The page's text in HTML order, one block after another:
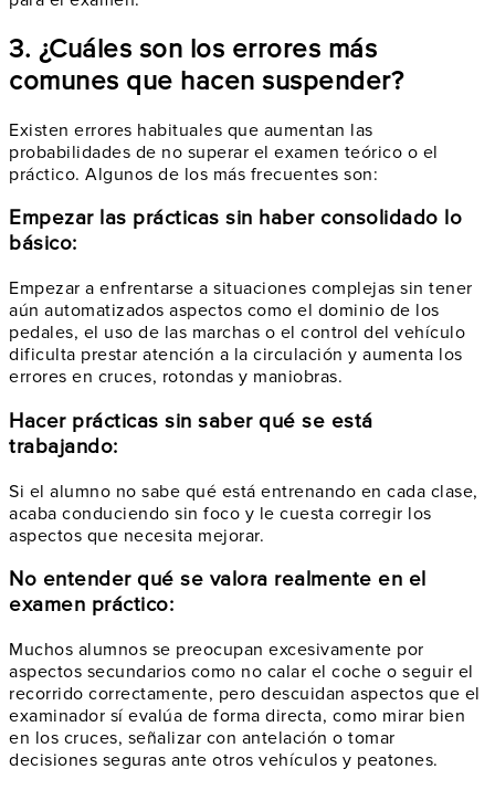
3. ¿Cuáles son los errores más
comunes que hacen suspender?
Existen errores habituales que aumentan las
probabilidades de no superar el examen teórico o el
práctico. Algunos de los más frecuentes son:
Empezar las prácticas sin haber consolidado lo
básico:
Empezar a enfrentarse a situaciones complejas sin tener
aún automatizados aspectos como el dominio de los
pedales, el uso de las marchas o el control del vehículo
dificulta prestar atención a la circulación y aumenta los
errores en cruces, rotondas y maniobras.
Hacer prácticas sin saber qué se está
trabajando:
Si el alumno no sabe qué está entrenando en cada clase,
acaba conduciendo sin foco y le cuesta corregir los
aspectos que necesita mejorar.
No entender qué se valora realmente en el
examen práctico:
Muchos alumnos se preocupan excesivamente por
aspectos secundarios como no calar el coche o seguir el
recorrido correctamente, pero descuidan aspectos que el
examinador sí evalúa de forma directa, como mirar bien
en los cruces, señalizar con antelación o tomar
decisiones seguras ante otros vehículos y peatones.